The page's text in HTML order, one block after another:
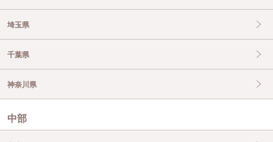
埼玉県
千葉県
神奈川県
中部